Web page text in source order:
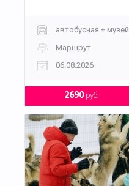
автобусная + музей
Маршрут
06.08.2026
2690руб.